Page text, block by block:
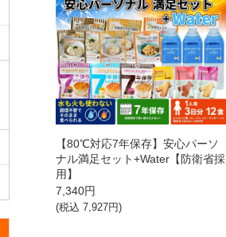
【80℃対応7年保存】安心パーソ
ナル満足セット+Water【防衛省採
用】
7,340円
(税込 7,927円)